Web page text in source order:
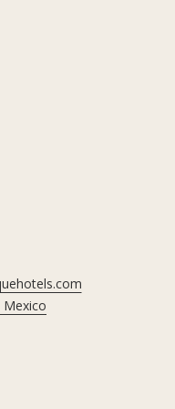
Mexico